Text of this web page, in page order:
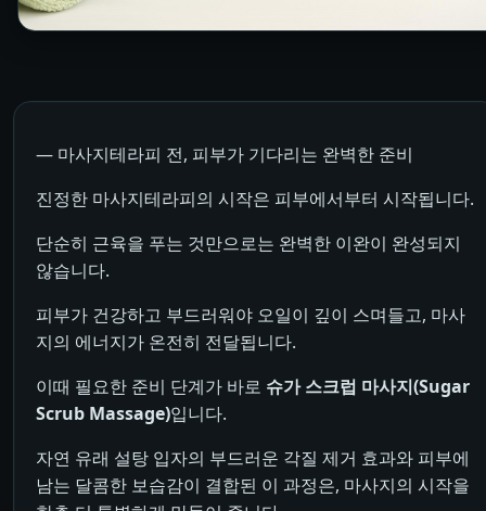
― 마사지테라피 전, 피부가 기다리는 완벽한 준비
진정한 마사지테라피의 시작은 피부에서부터 시작됩니다.
단순히 근육을 푸는 것만으로는 완벽한 이완이 완성되지
않습니다.
피부가 건강하고 부드러워야 오일이 깊이 스며들고, 마사
지의 에너지가 온전히 전달됩니다.
이때 필요한 준비 단계가 바로 슈가 스크럽 마사지(Sugar
Scrub Massage)입니다.
자연 유래 설탕 입자의 부드러운 각질 제거 효과와 피부에
남는 달콤한 보습감이 결합된 이 과정은, 마사지의 시작을